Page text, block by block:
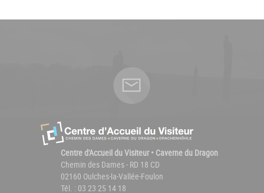
Centre d'Accueil du Visiteur • Caverne du Dragon
Chemin des Dames - RD 18 CD
02160 Oulches-la-Vallée-Foulon
Tél. : 03 23 25 14 18